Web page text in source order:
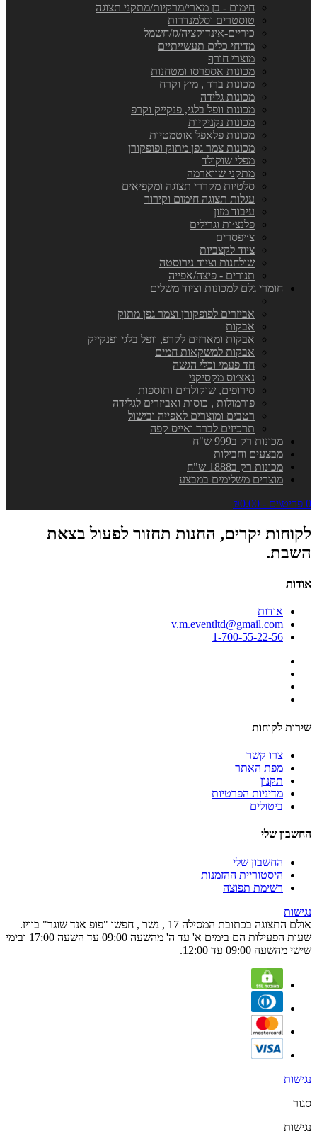
חימום - בן מארי/מרקיות/מתקני תצוגה
טוסטרים וסלמנדרות
כיריים-אינדוקציה/גז/חשמל
מדיחי כלים תעשייתיים
מוצרי חורף
מכונות אספרסו ומטחנות
מכונות ברד , מיץ וקרח
מכונות גלידה
מכונות וופל בלגי, פנקייק וקרפ
מכונות נקניקיות
מכונות פלאפל אוטמטיות
מכונות צמר גפן מתוק ופופקורן
מפלי שוקולד
מתקני שווארמה
סלטיות מקררי תצוגה ומקפיאים
עגלות תצוגה חימום וקירור
עיבוד מזון
פלנצ׳ות וגרילים
צ׳יפסרים
ציוד לקצביות
שולחנות וציוד נירוסטה
תנורים - פיצה/אפייה
חומרי גלם למכונות וציוד משלים
אביזרים לפופקורן וצמר גפן מתוק
אבקות
אבקות ומארזים לקרפ, וופל בלגי ופנקייק
אבקות למשקאות חמים
חד פעמי וכלי הגשה
נאצ׳וס מקסיקני
סירופים, שוקולדים ותוספות
פורמולות , כוסות ואביזרים לגלידה
רטבים ומוצרים לאפייה ובישול
תרכיזים לברד ואייס קפה
מכונות רק ב999 ש"ח
מבצעים וחבילות
מכונות רק ב1888 ש"ח
מוצרים משלימים במבצע
0 פריט\ים - ₪0.00
לקוחות יקרים, החנות תחזור לפעול בצאת
השבת.
אודות
אודות
v.m.eventltd@gmail.com
1-700-55-22-56
שירות לקוחות
צרו קשר
מפת האתר
תקנון
מדיניות הפרטיות
ביטולים
החשבון שלי
החשבון שלי
היסטוריית ההזמנות
רשימת תפוצה
נגישות
אולם התצוגה בכתובת המסילה 17 , נשר , חפשו "פופ אנד שוגר" בוויז.
שעות הפעילות הם בימים א' עד ה' מהשעה 09:00 עד השעה 17:00 ובימי
שישי מהשעה 09:00 עד 12:00.
נגישות
סגור
נגישות